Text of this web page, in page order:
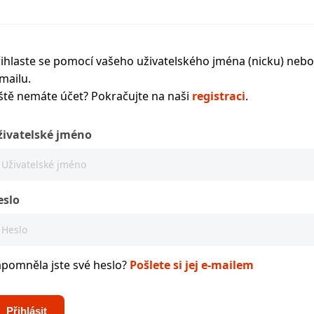
se pomocí vašeho uživatelského jména (nicku) nebo
nemáte účet? Pokračujte na naši registraci.
jméno
jste své heslo? Pošlete si jej e-mailem